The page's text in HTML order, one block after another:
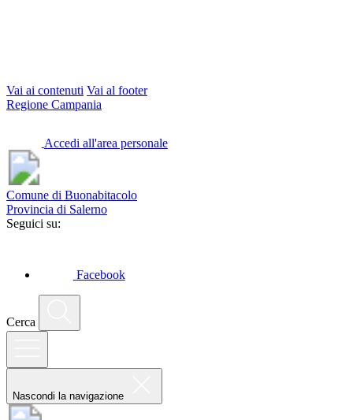
Vai ai contenuti Vai al footer
Regione Campania
Accedi all'area personale
Comune di Buonabitacolo
Provincia di Salerno
Seguici su:
Facebook
Cerca
Nascondi la navigazione